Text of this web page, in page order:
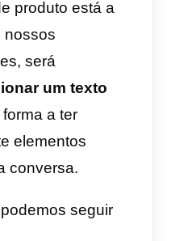
e começar
imediato, mesmo
de telefone não
anteriormente
e respostas